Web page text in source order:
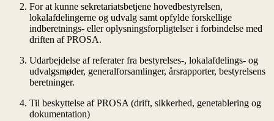
For at kunne sekretariatsbetjene hovedbestyrelsen,
lokalafdelingerne og udvalg samt opfylde forskellige
indberetnings- eller oplysningsforpligtelser i forbindelse med
driften af PROSA.
Udarbejdelse af referater fra bestyrelses-, lokalafdelings- og
udvalgsmøder, generalforsamlinger, årsrapporter, bestyrelsens
beretninger.
Til beskyttelse af PROSA (drift, sikkerhed, genetablering og
dokumentation)